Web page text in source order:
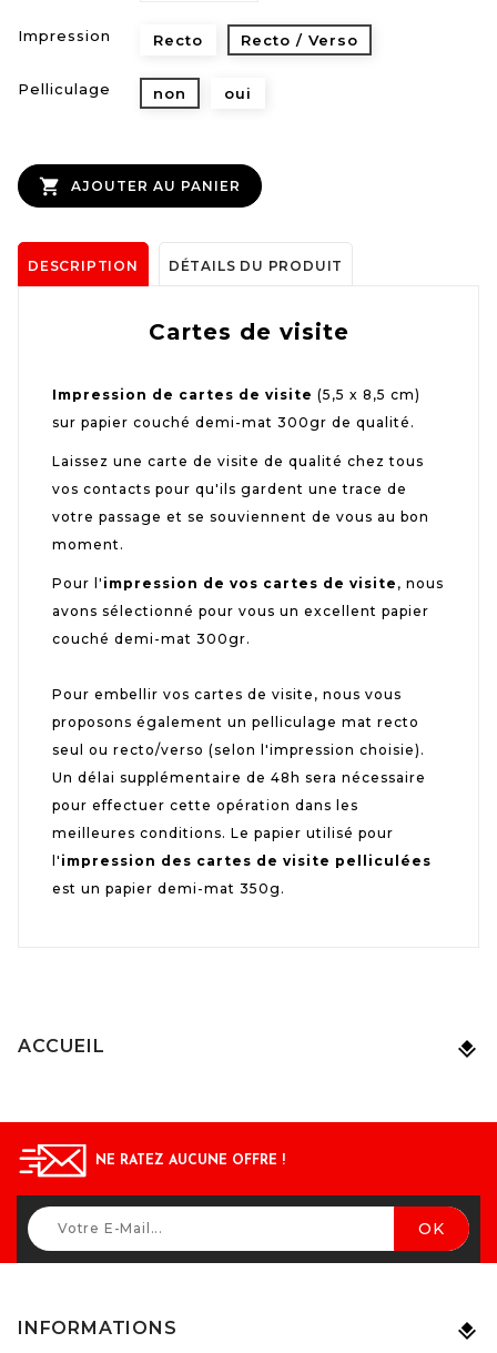
Impression Recto Recto / Verso
Pelliculage non oui
 AJOUTER AU PANIER
DESCRIPTION DÉTAILS DU PRODUIT
Cartes de visite
Impression de cartes de visite (5,5 x 8,5 cm)
sur papier couché demi-mat 300gr de qualité.
Laissez une carte de visite de qualité chez tous
vos contacts pour qu'ils gardent une trace de
votre passage et se souviennent de vous au bon
moment.
Pour l' impression de vos cartes de visite , nous
avons sélectionné pour vous un excellent papier
couché demi-mat 300gr.
Pour embellir vos cartes de visite, nous vous
proposons également un pelliculage mat recto
seul ou recto/verso (selon l'impression choisie).
Un délai supplémentaire de 48h sera nécessaire
pour effectuer cette opération dans les
meilleures conditions. Le papier utilisé pour
l' impression des cartes de visite pelliculées
est un papier demi-mat 350g.
ACCUEIL
NE RATEZ AUCUNE OFFRE !
INFORMATIONS